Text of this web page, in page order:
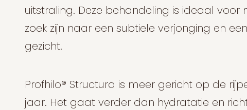
uitstraling. Deze behandeling is ideaal
zoek zijn naar een subtiele verjonging en
gezicht.
Profhilo® Structura is meer gericht op de
jaar. Het gaat verder dan hydratatie en